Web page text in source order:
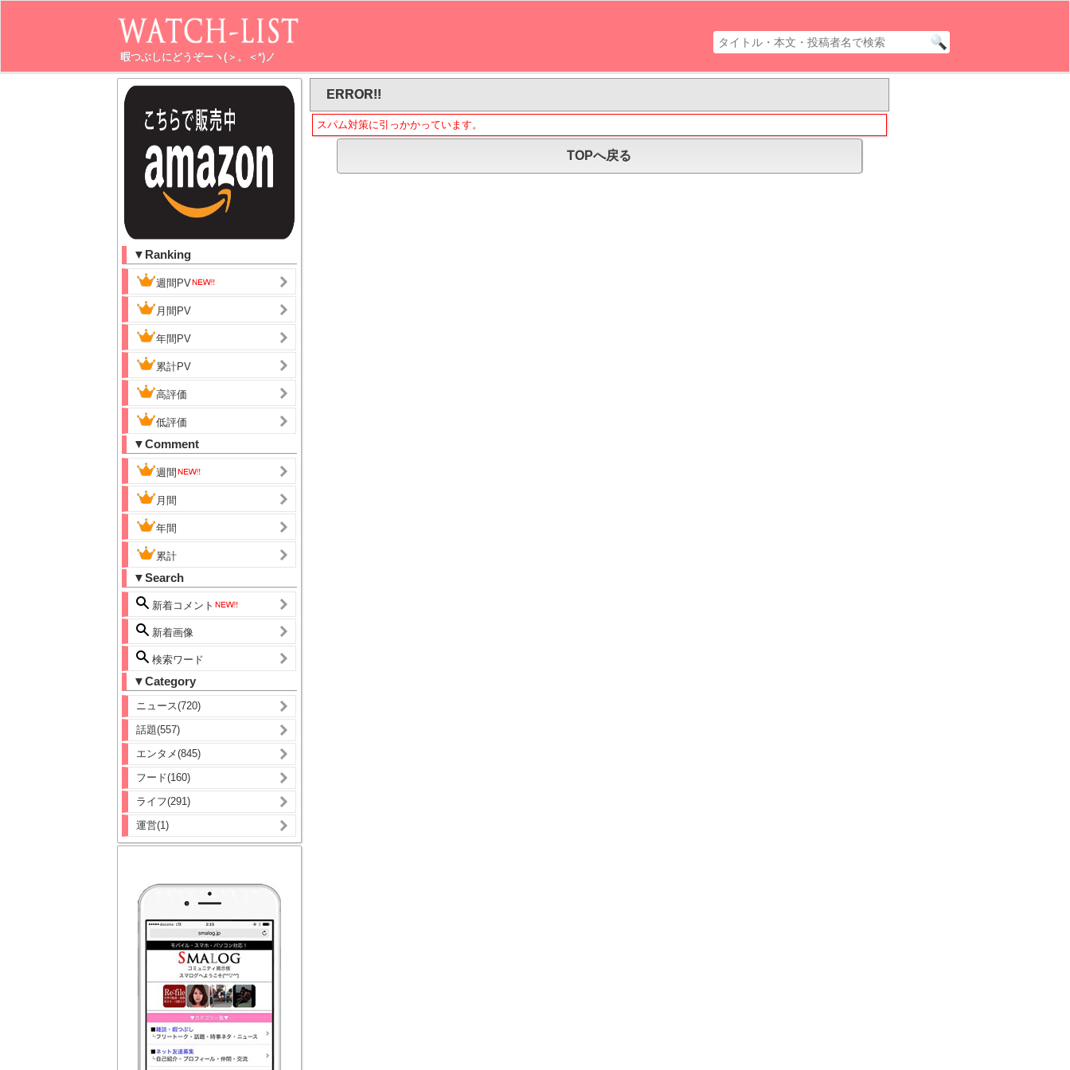
暇つぶしにどうぞーヽ(＞。＜*)ノ
▼Ranking
週間PV
月間PV
年間PV
累計PV
高評価
低評価
▼Comment
週間
月間
年間
累計
▼Search
新着コメント
新着画像
検索ワード
▼Category
ニュース(720)
話題(557)
エンタメ(845)
フード(160)
ライフ(291)
運営(1)
ERROR!!
スパム対策に引っかかっています。
TOPへ戻る